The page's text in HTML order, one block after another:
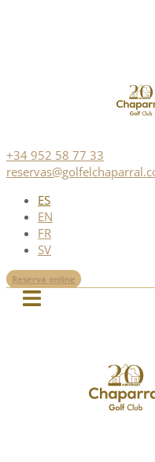
+34 952 58 77 33
ES
EN
FR
SV
Reserva online